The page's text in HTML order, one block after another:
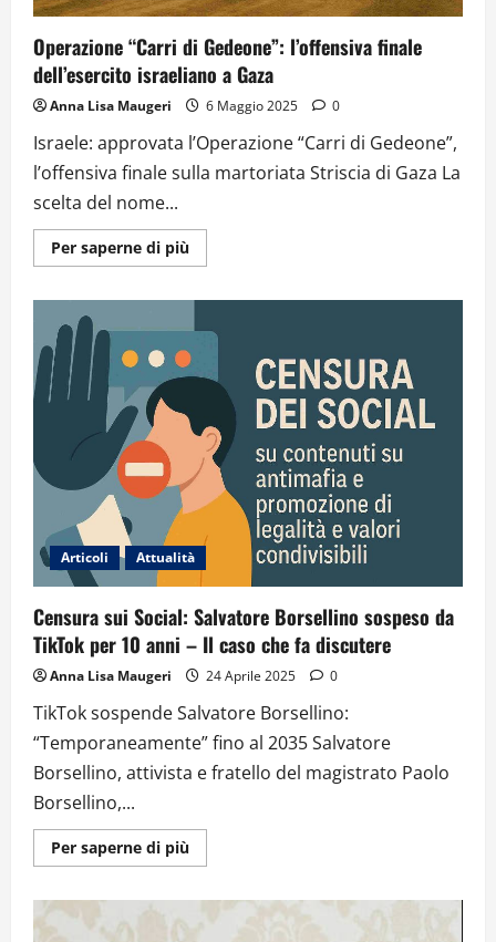
Operazione “Carri di Gedeone”: l’offensiva finale
dell’esercito israeliano a Gaza
Anna Lisa Maugeri 6 Maggio 2025 0
Israele: approvata l’Operazione “Carri di Gedeone”,
l’offensiva finale sulla martoriata Striscia di Gaza La
scelta del nome...
Per saperne di piùUlteriori
informazioni
Gedeone”:
l’offensiva
finale
dell’esercito
israeliano
a
Gaza
Articoli Attualità
Censura sui Social: Salvatore Borsellino sospeso da
TikTok per 10 anni – Il caso che fa discutere
Anna Lisa Maugeri 24 Aprile 2025 0
TikTok sospende Salvatore Borsellino:
“Temporaneamente” fino al 2035 Salvatore
Borsellino, attivista e fratello del magistrato Paolo
Borsellino,...
Per saperne di piùUlteriori
informazioni
Social: